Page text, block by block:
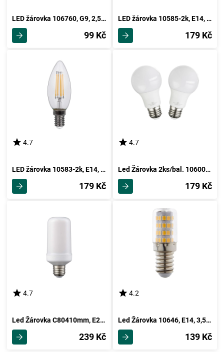
LED žárovka 106760, G9, 2,5 Watt
99 Kč
LED žárovka 10585-2k, E14, 4 Watt
179 Kč
4.7
LED žárovka 10583-2k, E14, 4 Watt
179 Kč
4.7
Led Žárovka 2ks/bal. 10600-2, E27, 9 Watt
179 Kč
4.7
Led Žárovka C80410mm, E27, 3 Watt
239 Kč
4.2
Led Žárovka 10646, E14, 3,5 Watt
139 Kč